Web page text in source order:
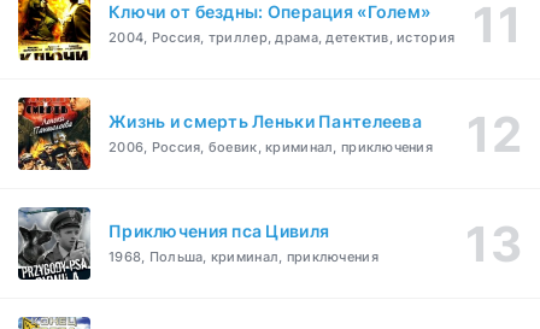
Ключи от бездны: Операция «Голем»
2004, Россия, триллер, драма, детектив, история
Жизнь и смерть Леньки Пантелеева
2006, Россия, боевик, криминал, приключения
Приключения пса Цивиля
1968, Польша, криминал, приключения